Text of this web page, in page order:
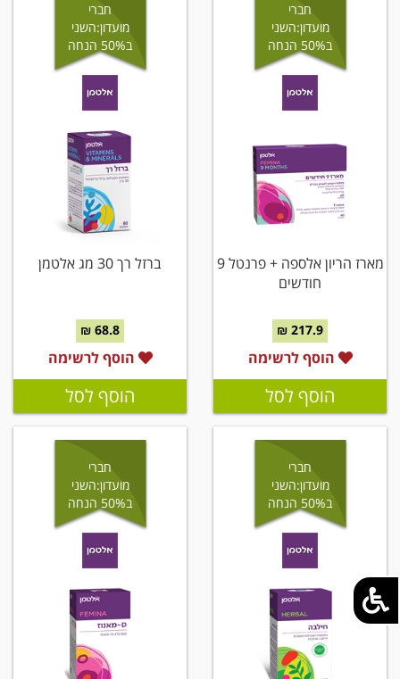
חברי
מועדון:השני
ב50% הנחה
מארז הריון אלספה + פרנטל 9
חודשים
217.9 ₪
הוסף לרשימה
הוסף לסל
חברי
מועדון:השני
ב50% הנחה
ברזל רך 30 מג אלטמן
68.8 ₪
הוסף לרשימה
הוסף לסל
חברי
מועדון:השני
ב50% הנחה
חברי
מועדון:השני
ב50% הנחה